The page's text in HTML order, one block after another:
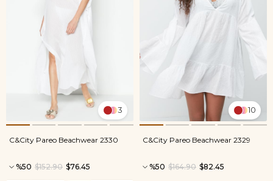
3
C&City Pareo Beachwear 2330
%50 $76.45
$152.90
10
C&City Pareo Beachwear 2329
%50 $82.45
$164.90